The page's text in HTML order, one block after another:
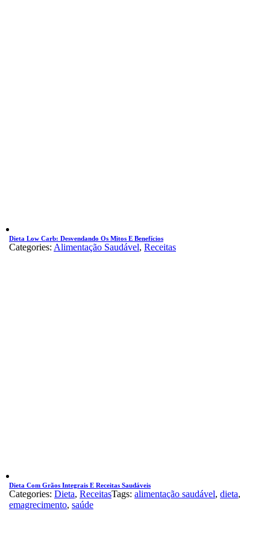
Dieta Low Carb: Desvendando Os Mitos E Benefícios
Categories: Alimentação Saudável, Receitas
Dieta Com Grãos Integrais E Receitas Saudáveis
Categories: Dieta, ReceitasTags: alimentação saudável, dieta,
emagrecimento, saúde